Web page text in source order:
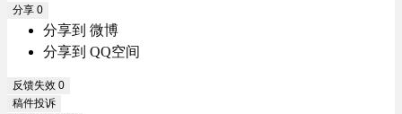
分享 0
分享到 微博
分享到 QQ空间
反馈失效 0
稿件投诉